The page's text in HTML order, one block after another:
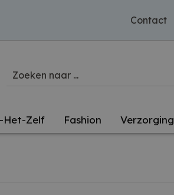
Contact
Het-Zelf Fashion Verzorging